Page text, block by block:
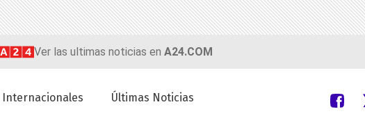
Ver las ultimas noticias en A24.COM
Internacionales Últimas Noticias